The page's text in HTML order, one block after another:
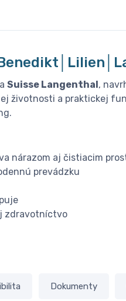
a Suisse Langenthal ,
životnosti a praktickej
nárazom aj čistiacim
prevádzku
zdravotníctvo
Dokumenty